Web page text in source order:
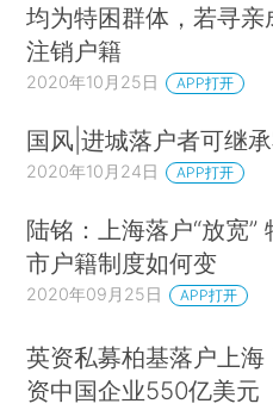
均为特困群体，若寻亲
注销户籍
2020年10月25日 APP打开
国风|进城落户者可继
2020年10月24日 APP打开
陆铭：上海落户“放宽”
市户籍制度如何变
2020年09月25日 APP打开
英资私募柏基落户上海
资中国企业550亿美元